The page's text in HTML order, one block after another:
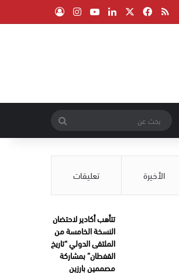
ملخص الموقع RSS
فيسبوك لينكدإن ‫YouTube
انستقرام
عن
الأخيرة تعليقات
تتأهب أكادير لاحتضان
النسخة الخامسة من
الملتقى الدولي “تاريخ
القفطان” بمشاركة
مصممين بارزين